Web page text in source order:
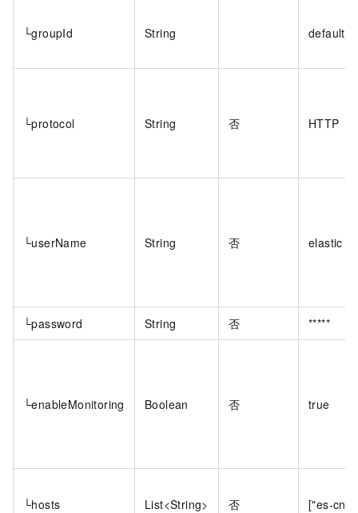
└groupId String
└protocol String 否 HTTP
└userName String 否 elastic
└password String 否 *****
└enableMonitoring Boolean 否 true
└hosts List<String> 否 ["es-cn-